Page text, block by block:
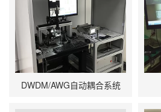
DWDM/AWG自动耦合系统